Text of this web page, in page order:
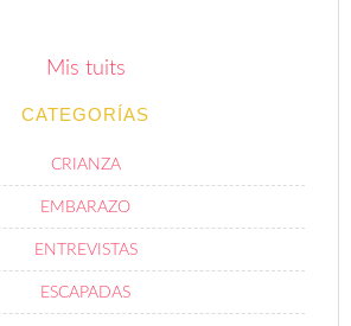
Mis tuits
CATEGORÍAS
CRIANZA
EMBARAZO
ENTREVISTAS
ESCAPADAS